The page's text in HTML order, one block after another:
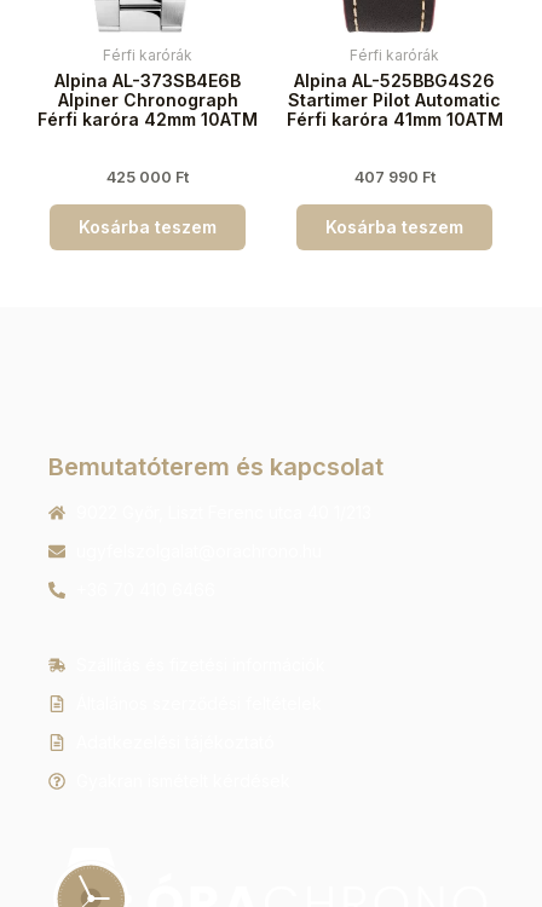
Férfi karórák
Alpina AL-373SB4E6B
Alpiner Chronograph
Férfi karóra 42mm 10ATM
425 000 Ft
Kosárba teszem
Férfi karórák
Alpina AL-525BBG4S26
Startimer Pilot Automatic
Férfi karóra 41mm 10ATM
407 990 Ft
Kosárba teszem
Bemutatóterem és kapcsolat